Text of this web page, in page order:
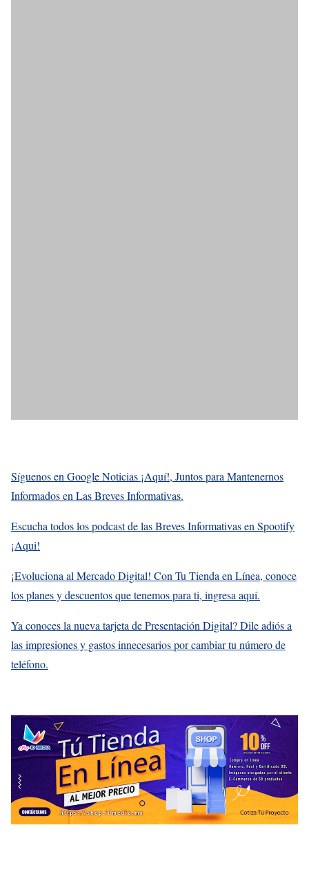
Síguenos en Google Noticias ¡Aquí!, Juntos para Mantenernos
Informados en Las Breves Informativas.
Escucha todos los podcast de las Breves Informativas en Spootify
¡Aqui!
¡Evoluciona al Mercado Digital! Con Tu Tienda en Línea, conoce
los planes y descuentos que tenemos para ti, ingresa aquí.
Ya conoces la nueva tarjeta de Presentación Digital? Dile adiós a
las impresiones y gastos innecesarios por cambiar tu número de
teléfono.